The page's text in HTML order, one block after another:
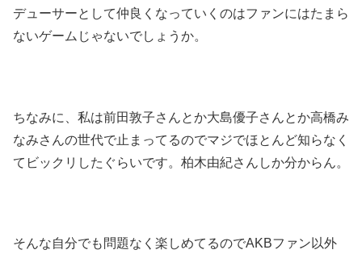
デューサーとして仲良くなっていくのはファンにはたまら
ないゲームじゃないでしょうか。
ちなみに、私は前田敦子さんとか大島優子さんとか高橋み
なみさんの世代で止まってるのでマジでほとんど知らなく
てビックリしたぐらいです。柏木由紀さんしか分からん。
そんな自分でも問題なく楽しめてるのでAKBファン以外